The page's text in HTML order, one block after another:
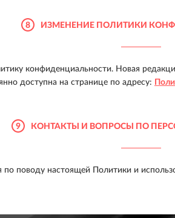
8 ИЗМЕНЕНИЕ ПОЛИТИКИ
конфиденциальности. Новая
доступна на странице по адресу:
9 КОНТАКТЫ И ВОПРОСЫ ПО
поводу настоящей Политики и